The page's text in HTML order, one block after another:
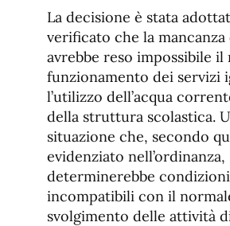
La decisione è stata
verificato che la mancanza
avrebbe reso impossibile il
funzionamento dei servizi
l’utilizzo dell’acqua
della struttura scolastica.
situazione che, secondo
evidenziato nell’ordinanza,
determinerebbe condizioni
incompatibili con il
svolgimento delle attività